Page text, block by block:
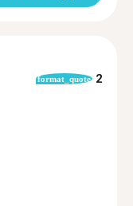
format_quote 2